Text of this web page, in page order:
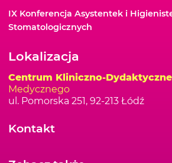
IX Konferencja Asystentek i
Stomatologicznych
Lokalizacja
Centrum Kliniczno-Dydaktyczne
Medycznego
ul. Pomorska 251, 92-213 Łódź
Kontakt